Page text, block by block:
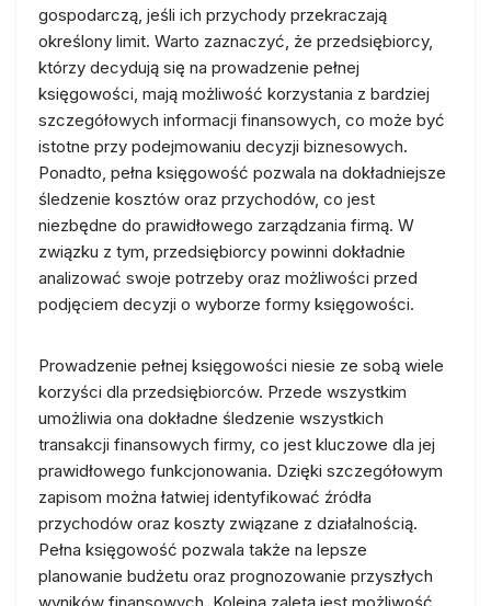
gospodarczą, jeśli ich przychody przekraczają
określony limit. Warto zaznaczyć, że przedsiębiorcy,
którzy decydują się na prowadzenie pełnej
księgowości, mają możliwość korzystania z bardziej
szczegółowych informacji finansowych, co może być
istotne przy podejmowaniu decyzji biznesowych.
Ponadto, pełna księgowość pozwala na dokładniejsze
śledzenie kosztów oraz przychodów, co jest
niezbędne do prawidłowego zarządzania firmą. W
związku z tym, przedsiębiorcy powinni dokładnie
analizować swoje potrzeby oraz możliwości przed
podjęciem decyzji o wyborze formy księgowości.
Prowadzenie pełnej księgowości niesie ze sobą wiele
korzyści dla przedsiębiorców. Przede wszystkim
umożliwia ona dokładne śledzenie wszystkich
transakcji finansowych firmy, co jest kluczowe dla jej
prawidłowego funkcjonowania. Dzięki szczegółowym
zapisom można łatwiej identyfikować źródła
przychodów oraz koszty związane z działalnością.
Pełna księgowość pozwala także na lepsze
planowanie budżetu oraz prognozowanie przyszłych